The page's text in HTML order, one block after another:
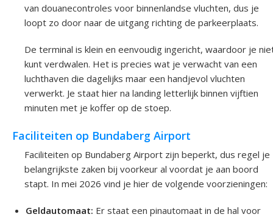
van douanecontroles voor binnenlandse vluchten, dus je
loopt zo door naar de uitgang richting de parkeerplaats.
De terminal is klein en eenvoudig ingericht, waardoor je
kunt verdwalen. Het is precies wat je verwacht van een
luchthaven die dagelijks maar een handjevol vluchten
verwerkt. Je staat hier na landing letterlijk binnen vijftien
minuten met je koffer op de stoep.
Faciliteiten op Bundaberg Airport
Faciliteiten op Bundaberg Airport zijn beperkt, dus regel je
belangrijkste zaken bij voorkeur al voordat je aan boord
stapt. In mei 2026 vind je hier de volgende voorzieningen:
Geldautomaat: Er staat een pinautomaat in de hal voor